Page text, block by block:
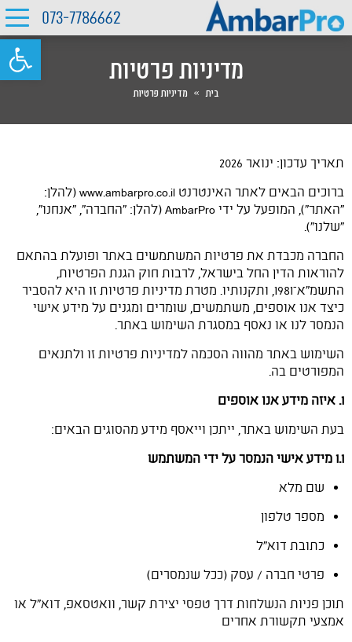
פתח
073-7786662
מדיניות פרטיות
בית » מדיניות פרטיות
תאריך עדכון: ינואר 2026
ברוכים הבאים לאתר האינטרנט www.ambarpro.co.il(להלן:
"האתר"), המופעל על ידי AmbarPro (להלן: "החברה", "אנחנו",
"שלנו").
החברה מכבדת את פרטיות המשתמשים באתר ופועלת בהתאם
להוראות הדין החל בישראל, לרבות חוק הגנת הפרטיות,
התשמ"א–1981, ותקנותיו. מטרת מדיניות פרטיות זו היא להסביר
כיצד אנו אוספים, משתמשים, שומרים ומגנים על מידע אישי
הנמסר לנו או נאסף במסגרת השימוש באתר.
השימוש באתר מהווה הסכמה למדיניות פרטיות זו ולתנאים
המפורטים בה.
1. איזה מידע אנו אוספים
בעת השימוש באתר, ייתכן וייאסף מידע מהסוגים הבאים:
1.1 מידע אישי הנמסר על ידי המשתמש
שם מלא
מספר טלפון
כתובת דוא"ל
פרטי חברה / עסק (ככל שנמסרים)
תוכן פניות הנשלחות דרך טפסי יצירת קשר, וואטסאפ, דוא"ל או
אמצעי תקשורת אחרים